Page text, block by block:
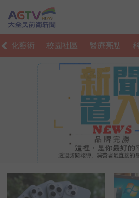
文化藝術 校園社區 醫療亮點